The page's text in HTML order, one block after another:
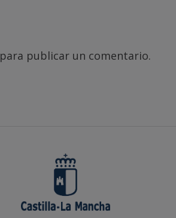
para publicar un comentario.